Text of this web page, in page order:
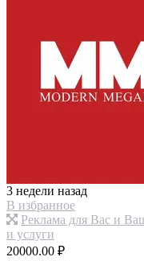
3 недели назад
В избранное
Реклама для Вас и
и услуги
20000.00 ₽